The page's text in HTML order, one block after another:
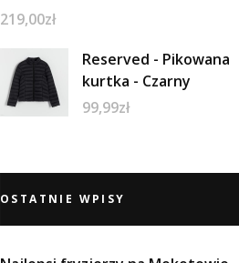
219,00zł
Reserved - Pikowana
kurtka - Czarny
99,99zł
OSTATNIE WPISY